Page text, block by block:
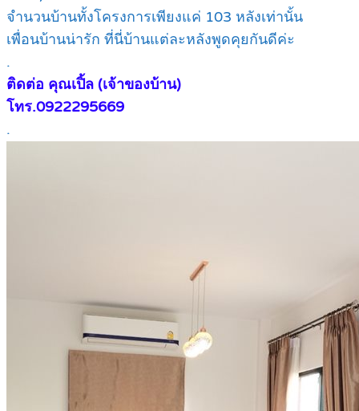
จำนวนบ้านทั้งโครงการเพียงแค่ 103 หลังเท่านั้น
เพื่อนบ้านน่ารัก ที่นี่บ้านแต่ละหลังพูดคุยกันดีค่ะ
.
ติดต่อ คุณเปิ้ล (เจ้าของบ้าน)
โทร.0922295669
.